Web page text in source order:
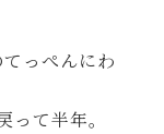
っぺんにわ
て半年。